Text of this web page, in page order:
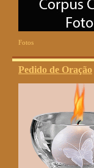
Fotos
Pedido de Oração